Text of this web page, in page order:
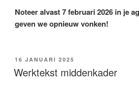
Noteer alvast 7 februari 2026 in je
geven we opnieuw vonken!
16 JANUARI 2025
Werktekst middenkader